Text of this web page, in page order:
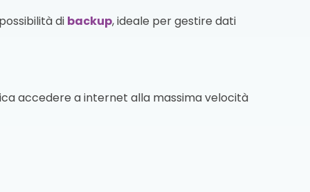
di backup, ideale per gestire dati
accedere a internet alla massima velocità